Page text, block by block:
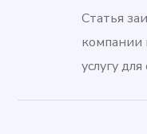
Статья
компании
услугу